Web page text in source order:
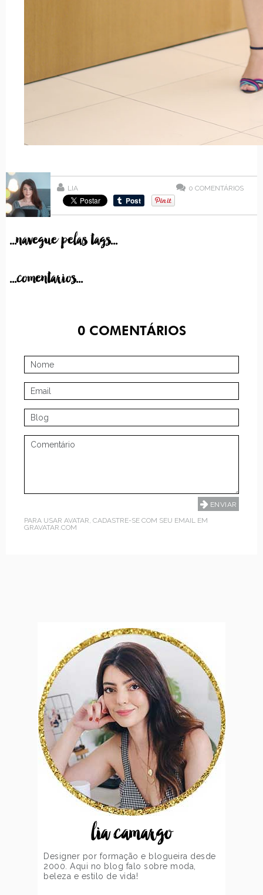
LIA 0 COMENTÁRIOS
...navegue pelas tags...
...comentarios...
0COMENTÁRIOS
PARA USAR AVATAR, CADASTRE-SE COM SEU EMAIL EM
GRAVATAR.COM
lia camargo
Designer por formação e blogueira desde
2000. Aqui no blog falo sobre moda,
beleza e estilo de vida!